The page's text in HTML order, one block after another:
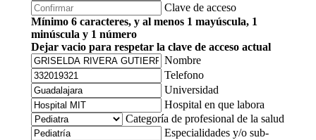
Clave de acceso
Mínimo 6 caracteres, y al menos 1 mayúscula, 1
minúscula y 1 número
Dejar vacio para respetar la clave de acceso actual
Nombre
Telefono
Universidad
Hospital en que labora
Categoría de profesional de la salud
Especialidades y/o sub-